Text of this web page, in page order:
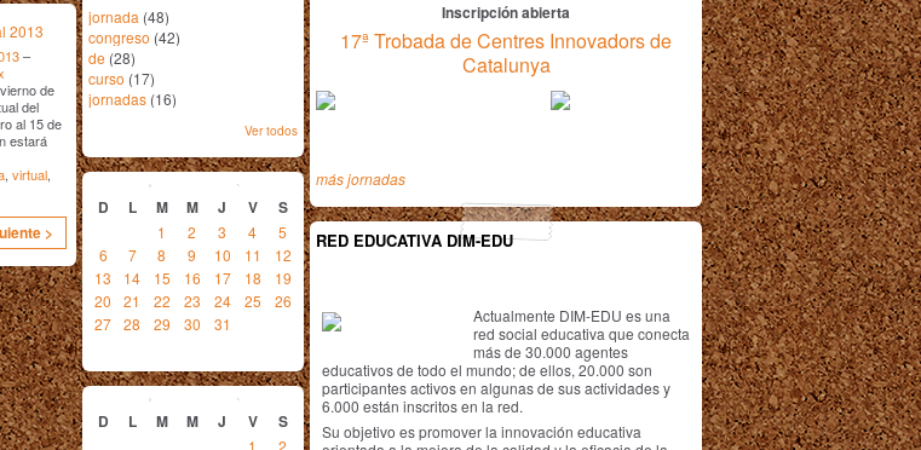
2013
–
de
del
al 15 de
estará
, virtual,
>
jornada (48)
congreso (42)
de (28)
curso (17)
jornadas (16)
Ver todos
enero 2013
D L M M J V S
1 2 3 4
5
6
7 8 9 10 11
12
13
14 15 16 17 18
19
20
21 22 23 24 25
26
27 28 29 30 31
febrero 2013
D L M M J V S
1
2
Inscripción abierta
17ª Trobada de Centres Innovadors de
Catalunya
más jornadas
RED EDUCATIVA DIM-EDU
Actualmente DIM-EDU es una
red social educativa que conecta
más de 30.000 agentes
educativos de todo el mundo; de ellos, 20.000 son
participantes activos en algunas de sus actividades y
6.000 están inscritos en la red.
Su objetivo es promover la innovación educativa